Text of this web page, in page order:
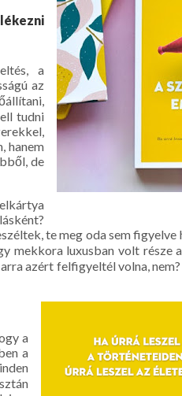
a
az
tudni
hanem
de
te meg oda sem figyelve
mekkora luxusban volt része
azért felfigyeltél volna,
a
a